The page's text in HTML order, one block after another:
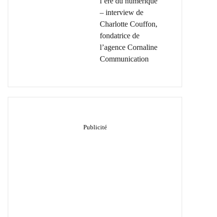
– interview de
Charlotte Couffon,
fondatrice de
l’agence Cornaline
Communication